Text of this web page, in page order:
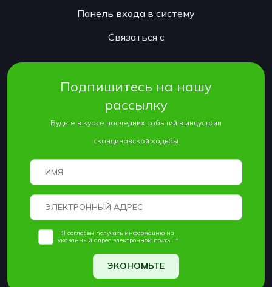
Панель входа в систему
Связаться с
Подпишитесь на нашу
рассылку
Будьте в курсе последних событий в индустрии
скандинавской ходьбы
Я согласен получать информацию на
указанный адрес электронной почты. *
ЭКОНОМЬТЕ